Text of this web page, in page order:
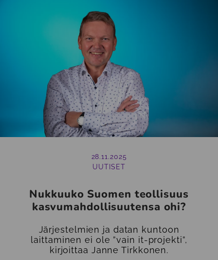
28.11.2025
UUTISET
Nukkuuko Suomen teollisuus
kasvumahdollisuutensa ohi?
Järjestelmien ja datan kuntoon
laittaminen ei ole ”vain it-projekti”,
kirjoittaa Janne Tirkkonen.